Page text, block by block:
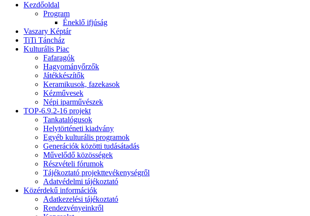
Kezdőoldal
Program
Éneklő ifjúság
Vaszary Képtár
TiTi Táncház
Kulturális Piac
Fafaragók
Hagyományőrzők
Játékkészítők
Keramikusok, fazekasok
Kézművesek
Népi iparművészek
TOP-6.9.2-16 projekt
Tankatalógusok
Helytörténeti kiadvány
Egyéb kulturális programok
Generációk közötti tudásátadás
Művelődő közösségek
Részvételi fórumok
Tájékoztató projekttevékenységről
Adatvédelmi tájékoztató
Közérdekű információk
Adatkezelési tájékoztató
Rendezvényeinkről